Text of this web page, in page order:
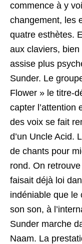
commence à y
changement, les
quatre esthètes.
aux claviers,
assise plus
Sunder. Le
Flower » le titre-
capter l’attention
des voix se fait
d’un Uncle Acid.
de chants pour
rond. On
faisait déjà loi
indéniable que le
son son, à
Sunder marche
Naam. La